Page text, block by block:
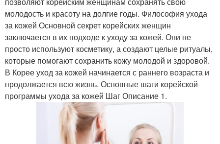
молодость и красоту на долгие годы. Философия ухода
за кожей Основной секрет корейских женщин
заключается в их подходе к уходу за кожей. Они не
просто используют косметику, а создают целые ритуалы,
которые помогают сохранить кожу молодой и здоровой.
В Корее уход за кожей начинается с раннего возраста и
продолжается всю жизнь. Основные шаги корейской
программы ухода за кожей Шаг Описание 1.